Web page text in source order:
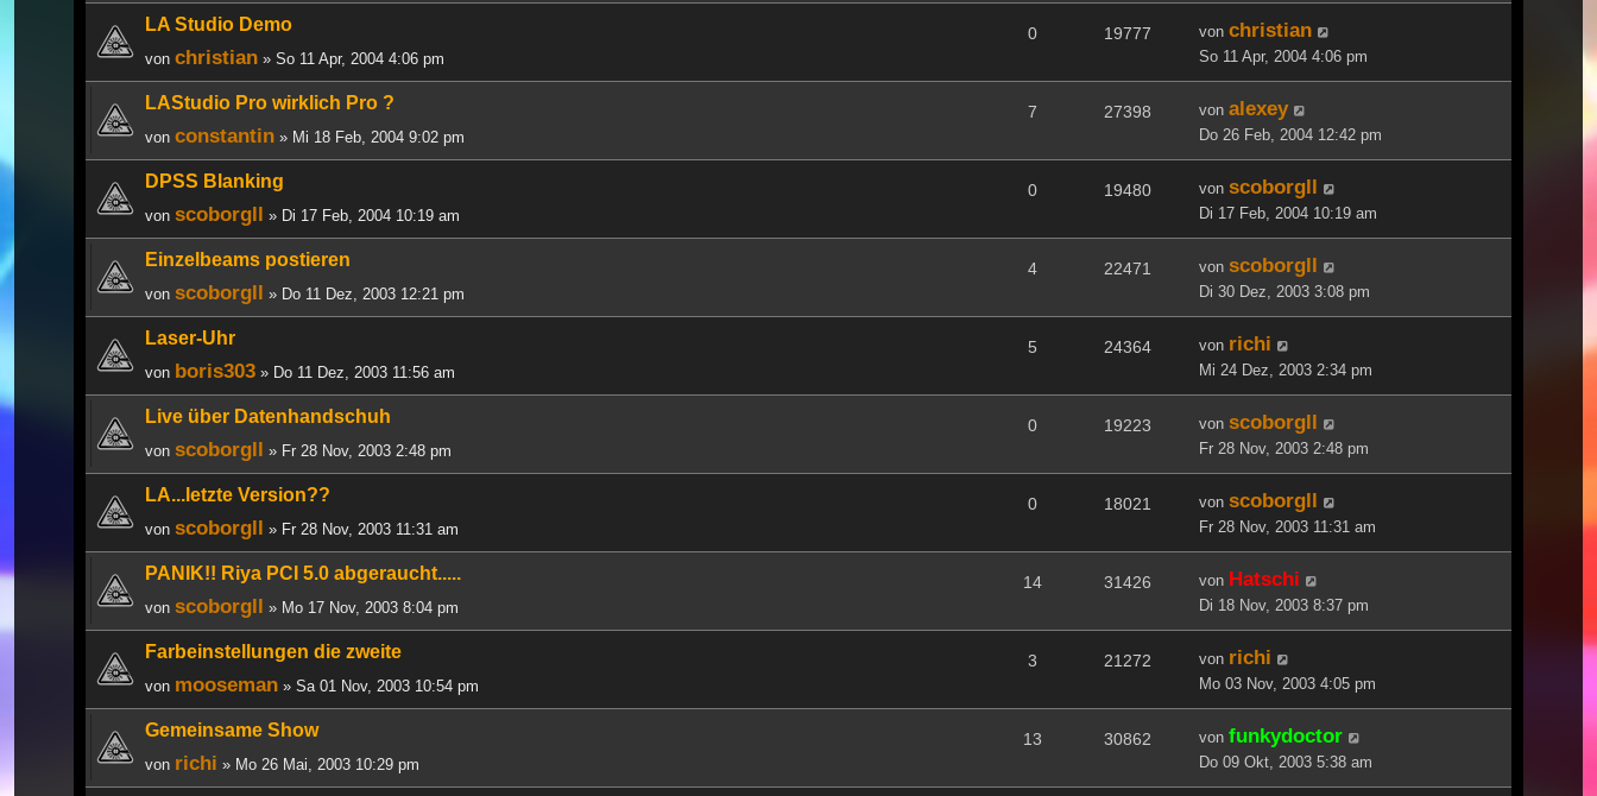
LA Studio Demo
von christian » So 11 Apr, 2004 4:06 pm
0 19777 von christian
So 11 Apr, 2004 4:06 pm
LAStudio Pro wirklich Pro ?
von constantin » Mi 18 Feb, 2004 9:02 pm
7 27398 von alexey
Do 26 Feb, 2004 12:42 pm
DPSS Blanking
von scoborgll » Di 17 Feb, 2004 10:19 am
0 19480 von scoborgll
Di 17 Feb, 2004 10:19 am
Einzelbeams postieren
von scoborgll » Do 11 Dez, 2003 12:21 pm
4 22471 von scoborgll
Di 30 Dez, 2003 3:08 pm
Laser-Uhr
von boris303 » Do 11 Dez, 2003 11:56 am
5 24364 von richi
Mi 24 Dez, 2003 2:34 pm
Live über Datenhandschuh
von scoborgll » Fr 28 Nov, 2003 2:48 pm
0 19223 von scoborgll
Fr 28 Nov, 2003 2:48 pm
LA...letzte Version??
von scoborgll » Fr 28 Nov, 2003 11:31 am
0 18021 von scoborgll
Fr 28 Nov, 2003 11:31 am
PANIK!! Riya PCI 5.0 abgeraucht.....
von scoborgll » Mo 17 Nov, 2003 8:04 pm
14 31426 von Hatschi
Di 18 Nov, 2003 8:37 pm
Farbeinstellungen die zweite
von mooseman » Sa 01 Nov, 2003 10:54 pm
3 21272 von richi
Mo 03 Nov, 2003 4:05 pm
Gemeinsame Show
von richi » Mo 26 Mai, 2003 10:29 pm
13 30862 von funkydoctor
Do 09 Okt, 2003 5:38 am